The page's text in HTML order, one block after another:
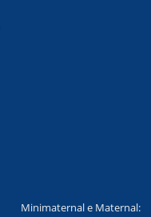
Minimaternal e Maternal: